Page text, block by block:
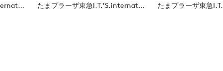
たまプラーザ東急I.T.'S.international たまプラーザ東急I.T.'S.international